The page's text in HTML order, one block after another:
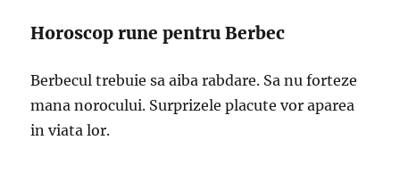
Horoscop rune pentru Berbec
Berbecul trebuie sa aiba rabdare. Sa nu forteze
mana norocului. Surprizele placute vor aparea
in viata lor.